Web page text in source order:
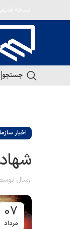
جستجو
اخبار
ارسال
07
مرداد